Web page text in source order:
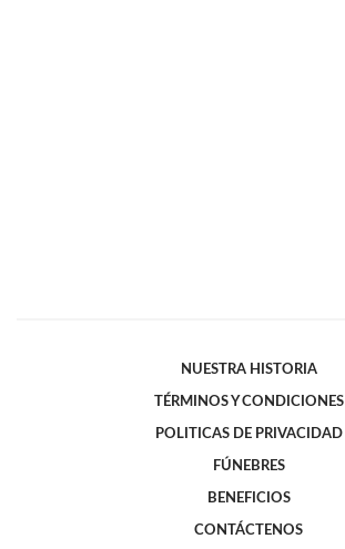
NUESTRA HISTORIA
TÉRMINOS Y CONDICIONES
POLITICAS DE PRIVACIDAD
FÚNEBRES
BENEFICIOS
CONTÁCTENOS